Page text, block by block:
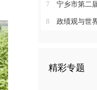
7 宁乡市第二届人大常委会
8 政绩观与世
精彩专题